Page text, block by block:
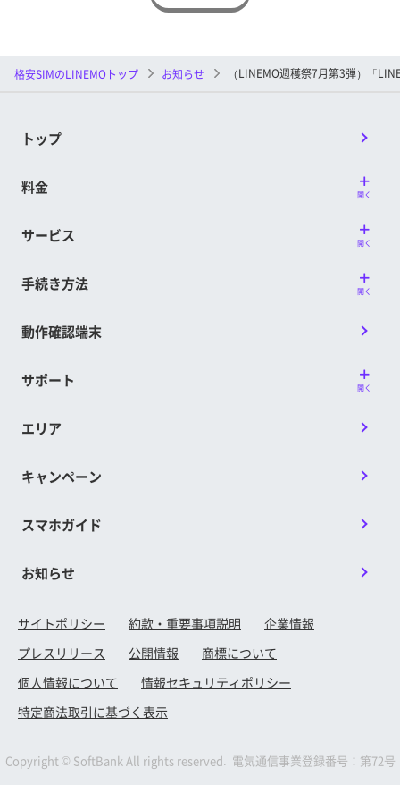
格安SIMのLINEMOトップ お知らせ （LINEMO週穫祭7月第3弾）「
トップ
料金 開く
サービス 開く
手続き方法 開く
動作確認端末
サポート 開く
エリア
キャンペーン
スマホガイド
お知らせ
サイトポリシー 約款・重要事項説明
企業情報
プレスリリース
公開情報
商標について
個人情報について
情報セキュリティポリシー
特定商法取引に基づく表示
Copyright © SoftBank All rights reserved. 電気通信事業登録番号：第72号